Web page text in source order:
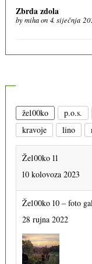
Zbrda zdola
bymihaon 4. siječnja
že100ko p.o.s.
kravoje
lino
Že100ko 11
10 kolovoza 2023
Že100ko 10 – foto
28 rujna 2022